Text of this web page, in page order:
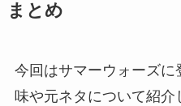
まとめ
今回はサマーウォーズ
味や元ネタについて紹介